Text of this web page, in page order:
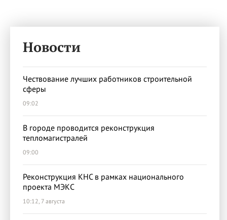
Новости
Чествование лучших работников строительной
сферы
09:02
В городе проводится реконструкция
тепломагистралей
09:00
Реконструкция КНС в рамках национального
проекта МЭКС
10:12, 7 августа